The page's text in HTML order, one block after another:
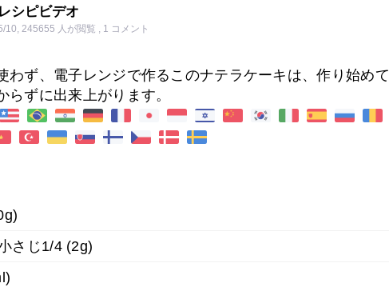
シピビデオ
10, 245655 人が閲覧 , 1 コメント
わず、電子レンジで作るこのナテラケーキは、作り始めて
らずに出来上がります。
さじ1/4 (2g)